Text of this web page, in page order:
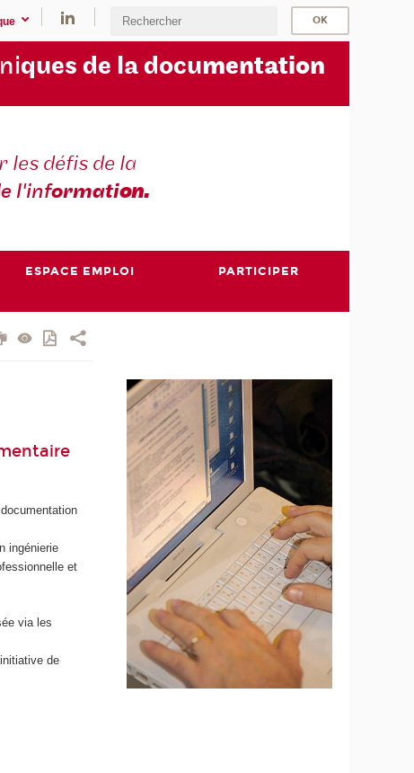
ques de la documentation
les défis de la
l'information.
ESPACE EMPLOI PARTICIPER
ingénierie
et
via les
de